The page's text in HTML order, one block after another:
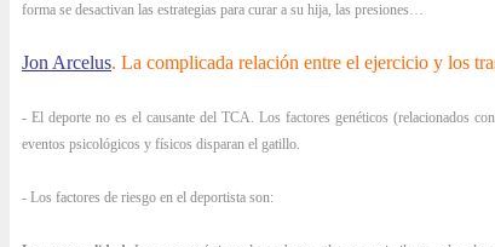
forma se desactivan las estrategias para curar a su hija, las presiones…
Jon Arcelus. La complicada relación entre el ejercicio y los
- El deporte no es el causante del TCA. Los factores genéticos (relacionados
eventos psicológicos y físicos disparan el gatillo.
- Los factores de riesgo en el deportista son: